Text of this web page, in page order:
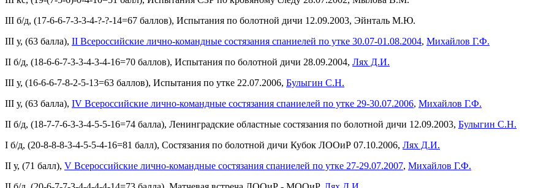
III б/д, (17-6-6-7-3-3-4-?-?-14=67 баллов), Испытания по болотной дичи 12.09.2003, Эйнталь М.Ю.
III у, (63 балла), II Всероссийские лично-командные состязания спаниелей по утке 30.07-01.08.2004, Михайлов Г.Ф.
II б/д, (18-6-6-7-3-3-4-3-4-16=70 баллов), Испытания по болотной дичи 28.09.2004, Лях Д.И.
III у, (16-6-6-7-8-2-5-13=63 баллов), Испытания по утке 22.07.2006, Булыгин С.Н.
III у, (63 балла), IV Всероссийские лично-командные состязания спаниелей по утке 29-30.07.2006, Михайлов Г.Ф.
II б/д, (18-7-7-6-3-3-4-5-5-16=74 балла), Ленинградские областные состязания по болотной дичи 12.09.2003, Булыгин С.Н.
I б/д, (20-8-8-8-3-4-5-5-4-16=81 балл), Состязания по болотной дичи Кубок ЛООиР 07.10.2006, Лях Д.И.
II у, (71 балл), V Всероссийские лично-командные состязания спаниелей по утке 27-29.07.2007, Михайлов Г.Ф.